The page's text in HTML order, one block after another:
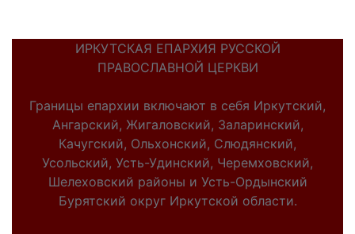
ИРКУТСКАЯ ЕПАРХИЯ РУССКОЙ
ПРАВОСЛАВНОЙ ЦЕРКВИ
Границы епархии включают в себя Иркутский,
Ангарский, Жигаловский, Заларинский,
Качугский, Ольхонский, Слюдянский,
Усольский, Усть-Удинский, Черемховский,
Шелеховский районы и Усть-Ордынский
Бурятский округ Иркутской области.